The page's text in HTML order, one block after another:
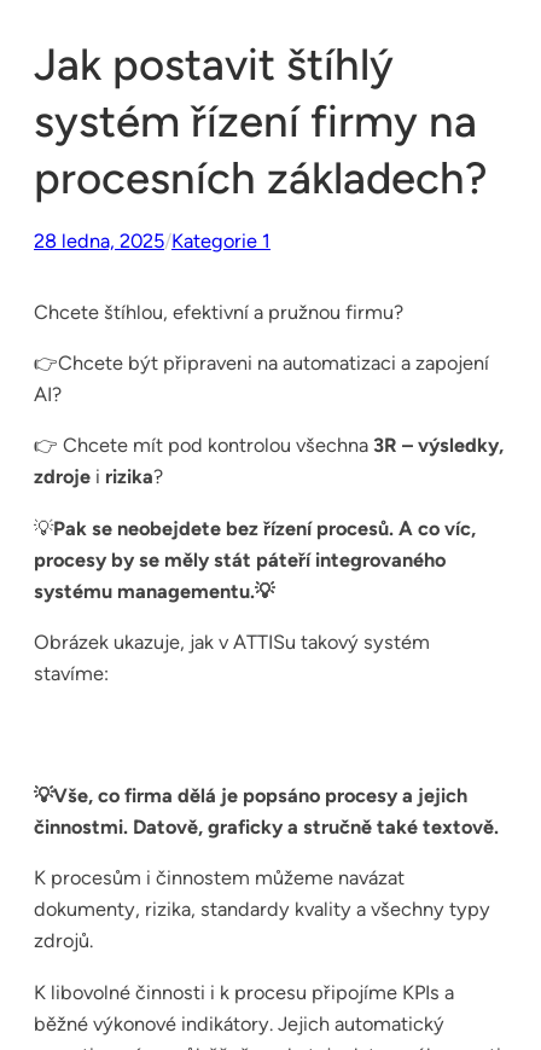
Jak postavit štíhlý
systém řízení firmy na
procesních základech?
28 ledna, 2025/Kategorie 1
Chcete štíhlou, efektivní a pružnou firmu?
👉Chcete být připraveni na automatizaci a zapojení
AI?
👉 Chcete mít pod kontrolou všechna 3R – výsledky,
zdroje i rizika?
💡Pak se neobejdete bez řízení procesů. A co víc,
procesy by se měly stát páteří integrovaného
systému managementu.💡
Obrázek ukazuje, jak v ATTISu takový systém
stavíme:
💡Vše, co firma dělá je popsáno procesy a jejich
činnostmi. Datově, graficky a stručně také textově.
K procesům i činnostem můžeme navázat
dokumenty, rizika, standardy kvality a všechny typy
zdrojů.
K libovolné činnosti i k procesu připojíme KPIs a
běžné výkonové indikátory. Jejich automatický